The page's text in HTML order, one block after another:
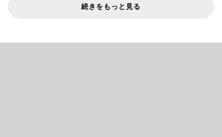
続きをもっと見る